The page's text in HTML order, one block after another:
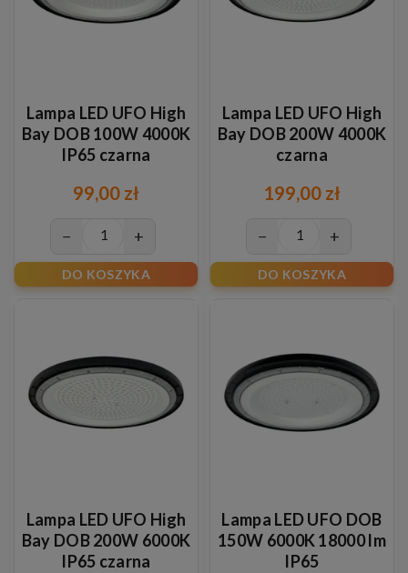
Lampa LED UFO High
Bay DOB 100W 4000K
IP65 czarna
99,00 zł
− +
DO KOSZYKA
Lampa LED UFO High
Bay DOB 200W 4000K
czarna
199,00 zł
− +
DO KOSZYKA
Lampa LED UFO High
Bay DOB 200W 6000K
IP65 czarna
Lampa LED UFO DOB
150W 6000K 18000 lm
IP65